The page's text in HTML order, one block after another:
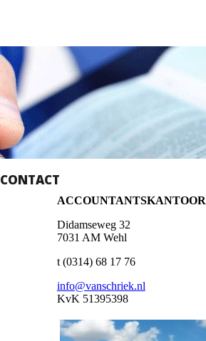
CONTACT
ACCOUNTANTSKANTOOR
Didamseweg 32
7031 AM Wehl
t (0314) 68 17 76
info@vanschriek.nl
KvK 51395398